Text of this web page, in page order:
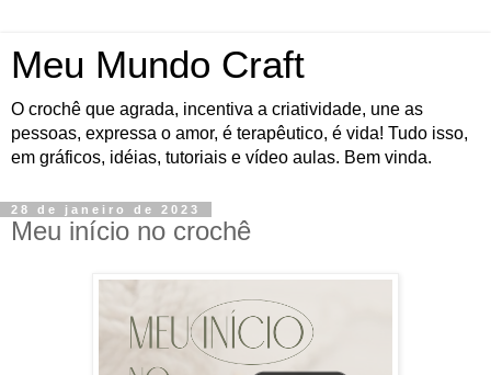
Meu Mundo Craft
O crochê que agrada, incentiva a criatividade, une as
pessoas, expressa o amor, é terapêutico, é vida! Tudo isso,
em gráficos, idéias, tutoriais e vídeo aulas. Bem vinda.
28 de janeiro de 2023
Meu início no crochê